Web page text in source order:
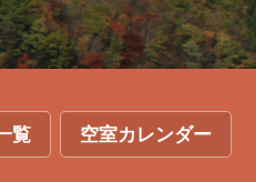
覧 空室カレンダー